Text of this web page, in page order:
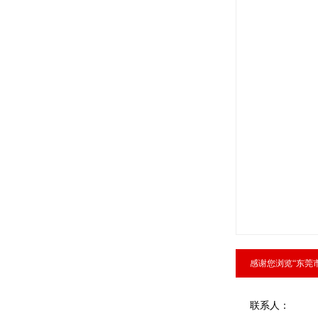
感谢您浏览“东莞
联系人：